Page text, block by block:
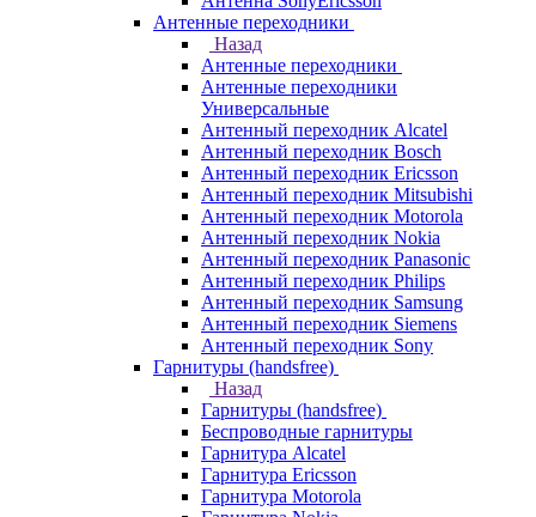
Антенные переходники
Назад
Антенные переходники
Антенные переходники
Универсальные
Антенный переходник Alcatel
Антенный переходник Bosch
Антенный переходник Ericsson
Антенный переходник Mitsubishi
Антенный переходник Motorola
Антенный переходник Nokia
Антенный переходник Panasonic
Антенный переходник Philips
Антенный переходник Samsung
Антенный переходник Siemens
Антенный переходник Sony
Гарнитуры (handsfree)
Назад
Гарнитуры (handsfree)
Беспроводные гарнитуры
Гарнитура Alcatel
Гарнитура Ericsson
Гарнитура Motorola